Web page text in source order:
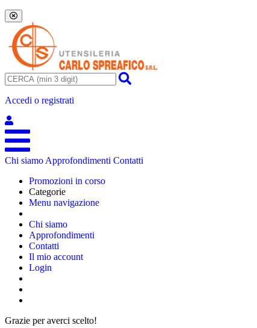
Accedi o registrati
Chi siamo Approfondimenti Contatti
Promozioni in corso
Categorie
Menu navigazione
Chi siamo
Approfondimenti
Contatti
Il mio account
Login
Grazie per averci scelto!